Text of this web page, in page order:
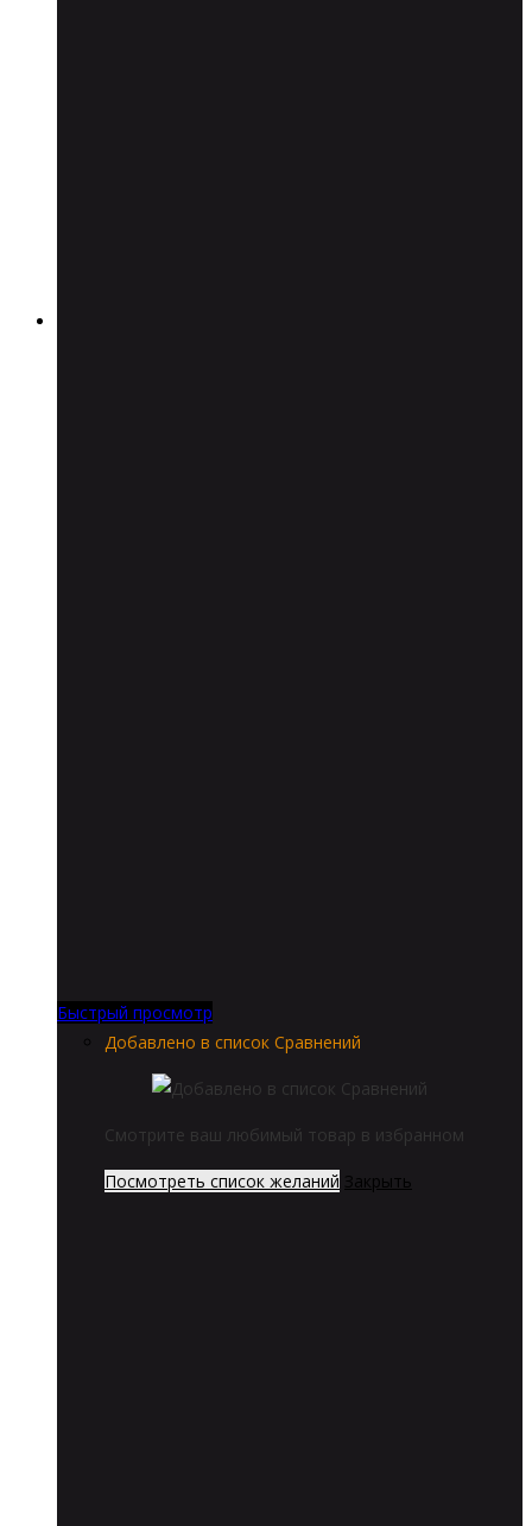
Быстрый просмотр
Добавлено в список Сравнений
Смотрите ваш любимый товар в избранном
Посмотреть список желаний Закрыть